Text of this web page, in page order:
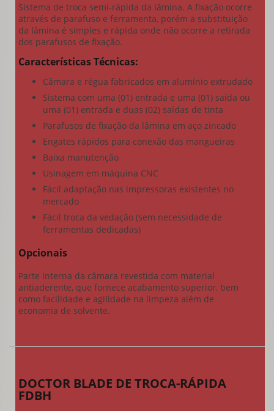
Sistema de troca semi-rápida da lâmina. A fixação ocorre
através de parafuso e ferramenta, porém a substituição
da lâmina é simples e rápida onde não ocorre a retirada
dos parafusos de fixação.
Características Técnicas:
Câmara e régua fabricados em alumínio extrudado
Sistema com uma (01) entrada e uma (01) saída ou
uma (01) entrada e duas (02) saídas de tinta
Parafusos de fixação da lâmina em aço zincado
Engates rápidos para conexão das mangueiras
Baixa manutenção
Usinagem em máquina CNC
Fácil adaptação nas impressoras existentes no
mercado
Fácil troca da vedação (sem necessidade de
ferramentas dedicadas)
Opcionais
Parte interna da câmara revestida com material
antiaderente, que fornece acabamento superior, bem
como facilidade e agilidade na limpeza além de
economia de solvente.
DOCTOR BLADE DE TROCA-RÁPIDA
FDBH